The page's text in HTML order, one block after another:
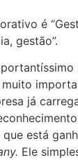
é
gestão”.
já
está
Ele